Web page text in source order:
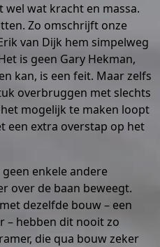
wat kracht en massa.
Zo omschrijft onze
van Dijk hem simpelweg
is geen Gary Hekman,
kan, is een feit. Maar zelfs
overbruggen met slechts
mogelijk te maken loopt
een extra overstap op het
enkele andere
over de baan beweegt.
dezelfde bouw – een
– hebben dit nooit zo
die qua bouw zeker